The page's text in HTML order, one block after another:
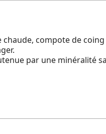
compote de
par une minéralité